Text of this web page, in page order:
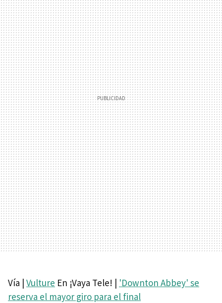
Vía | Vulture En ¡Vaya Tele! | 'Downton Abbey' se
reserva el mayor giro para el final